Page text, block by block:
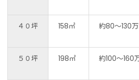
４０坪 158㎡ 約80～130
５０坪 198㎡ 約100～160